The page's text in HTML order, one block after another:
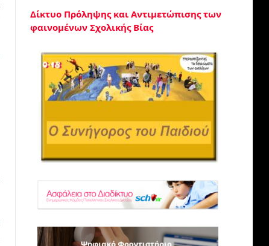
Δίκτυο Πρόληψης και Αντιμετώπισης των
φαινομένων Σχολικής Βίας